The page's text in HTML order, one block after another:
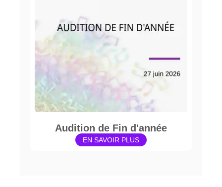
Audition de Fin d'année
EN SAVOIR PLUS